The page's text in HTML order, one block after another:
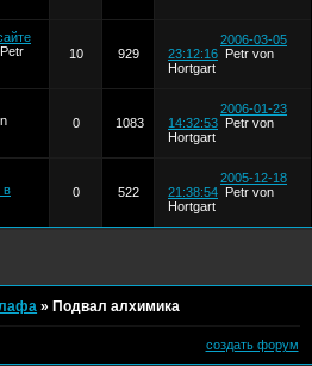
Petr
10 929
2006-03-05
23:12:16 Petr von
Hortgart
0 1083
2006-01-23
14:32:53 Petr von
Hortgart
в
0 522
2005-12-18
21:38:54 Petr von
Hortgart
» Подвал алхимика
создать форум